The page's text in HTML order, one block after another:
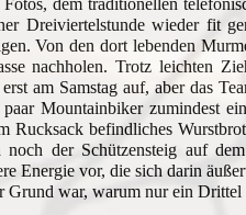
Dreiviertelstunde wieder fit
Von den dort lebenden
nachholen. Trotz leichten
am Samstag auf, aber das
Mountainbiker zumindest
Rucksack befindliches
noch der Schützensteig auf
Energie vor, die sich darin
Grund war, warum nur ein